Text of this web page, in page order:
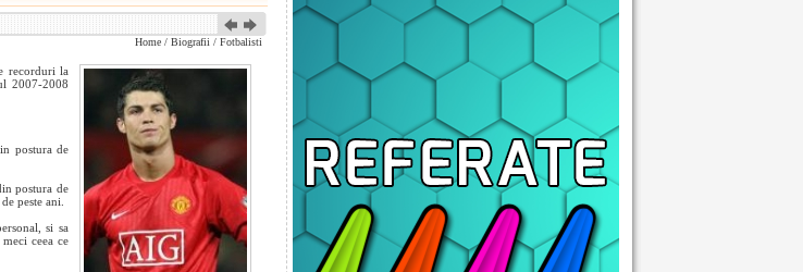
Home / Biografii / Fotbalisti
recorduri la
2007-2008
postura de
postura de
peste ani.
si sa
ceea ce